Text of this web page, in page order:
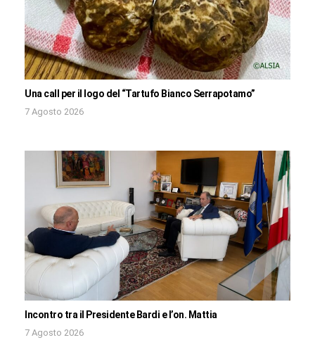
Una call per il logo del “Tartufo Bianco Serrapotamo”
7 Agosto 2026
Incontro tra il Presidente Bardi e l’on. Mattia
7 Agosto 2026